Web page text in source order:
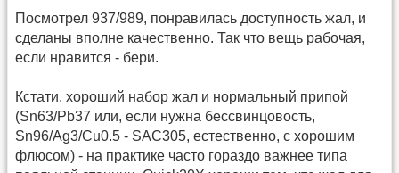
Посмотрел 937/989, понравилась доступность жал, и
сделаны вполне качественно. Так что вещь рабочая,
если нравится - бери.
Кстати, хороший набор жал и нормальный припой
(Sn63/Pb37 или, если нужна бессвинцовость,
Sn96/Ag3/Cu0.5 - SAC305, естественно, с хорошим
флюсом) - на практике часто гораздо важнее типа